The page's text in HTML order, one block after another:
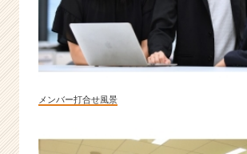
メンバー打合せ風景